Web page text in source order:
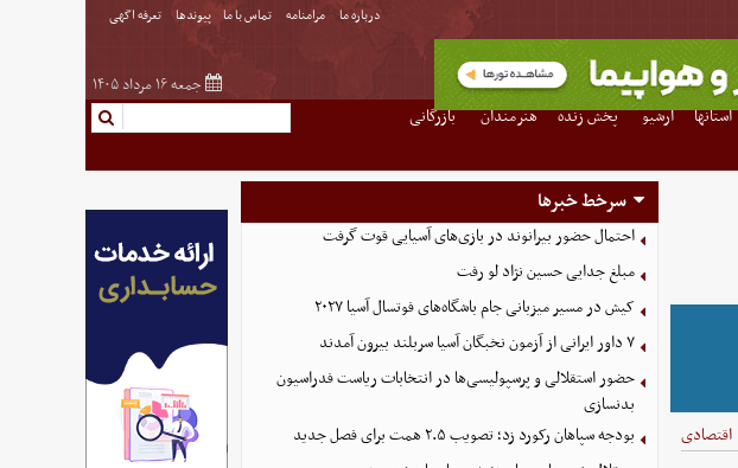
درباره ما مرامنامه تماس با ما پیوندها تعرفه اگهی
جمعه ۱۶ مرداد ۱۴۰۵
استانها آرشیو پخش زنده هنرمندان
بازرگانی
اقتصادی
سرخط خبرها
احتمال حضور بیرانوند در بازی‌های آسیایی قوت گرفت
مبلغ جدایی حسین نژاد لو رفت
کیش در مسیر میزبانی جام باشگاه‌های فوتسال آسیا ۲۰۲۷
۷ داور ایرانی از آزمون نخبگان آسیا سربلند بیرون آمدند
حضور استقلالی و پرسپولیسی‌ها در انتخابات ریاست فدراسیون
بدنسازی
بودجه سپاهان رکورد زد؛ تصویب ۲.۵ همت برای فصل جدید